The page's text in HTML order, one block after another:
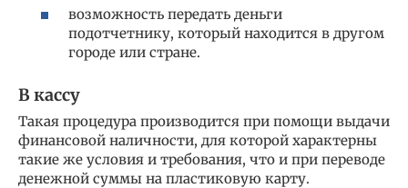
возможность передать деньги
подотчетнику, который находится в другом
городе или стране.
В кассу
Такая процедура производится при помощи выдачи
финансовой наличности, для которой характерны
такие же условия и требования, что и при переводе
денежной суммы на пластиковую карту.